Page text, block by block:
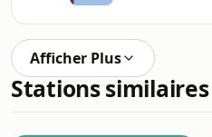
Afficher Plus
Stations similaires